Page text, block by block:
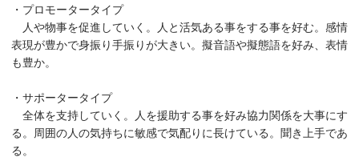
・プロモータータイプ
人や物事を促進していく。人と活気ある事をする事を好む。感情
表現が豊かで身振り手振りが大きい。擬音語や擬態語を好み、表情
も豊か。
・サポータータイプ
全体を支持していく。人を援助する事を好み協力関係を大事にす
る。周囲の人の気持ちに敏感で気配りに長けている。聞き上手であ
る。